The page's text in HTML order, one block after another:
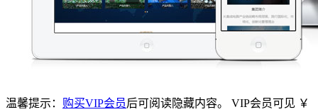
温馨提示： 购买VIP会员后可阅读隐藏内容。 VIP会员可见 ￥